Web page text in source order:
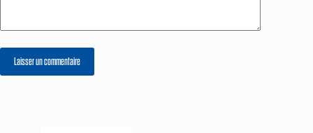
Laisser un commentaire